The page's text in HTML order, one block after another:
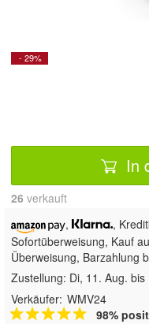
- 29%
In
26 verkauft
,
,
Sofortüberweisung, Kauf
Überweisung, Barzahlung
Zustellung: Di, 11. Aug. bis
Verkäufer: WMV24
98%